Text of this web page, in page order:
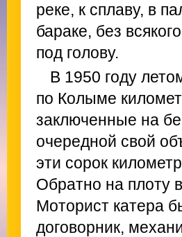
реке, к сплаву, в
бараке, без
под голову.
В 1950 году
по Колыме
заключенные на
очередной свой
эти сорок
Обратно на плоту
Моторист катера
договорник,